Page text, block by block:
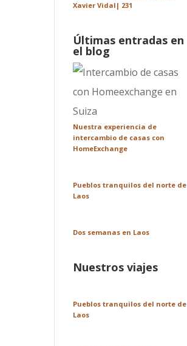
Xavier Vidal| 231
Últimas entradas en
el blog
Nuestra experiencia de
intercambio de casas con
HomeExchange
Pueblos tranquilos del norte de
Laos
Dos semanas en Laos
Nuestros viajes
Pueblos tranquilos del norte de
Laos